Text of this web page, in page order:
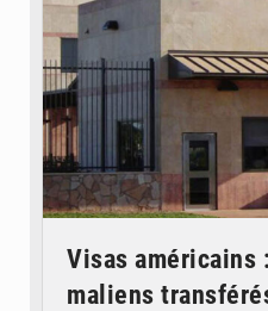
Visas américains
maliens